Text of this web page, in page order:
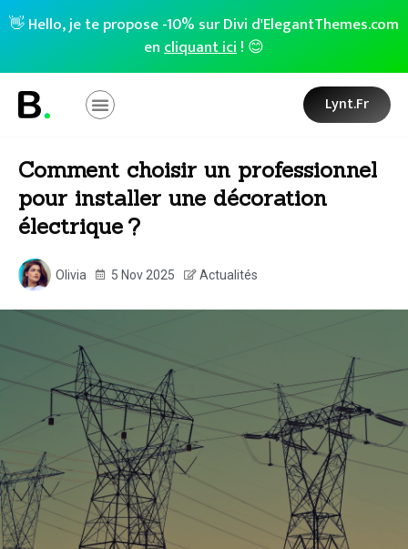
👋 Hello, je te propose -10% sur Divi d'ElegantThemes.com
encliquant ici! 😊
Lynt.fr
Comment choisir un professionnel
pour installer une décoration
électrique ?
Olivia 5 Nov 2025 Actualités